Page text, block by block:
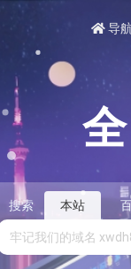
导
搜索 本站